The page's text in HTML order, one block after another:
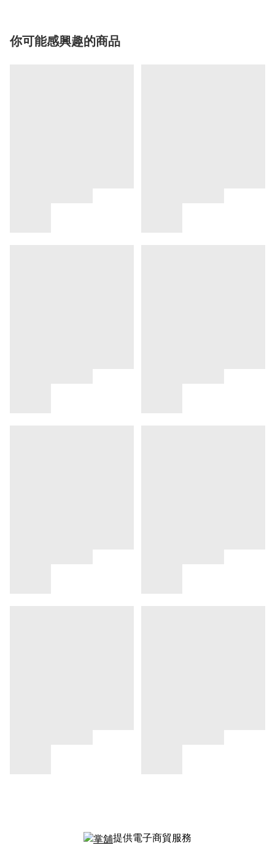
你可能感興趣的商品
提供電子商貿服務